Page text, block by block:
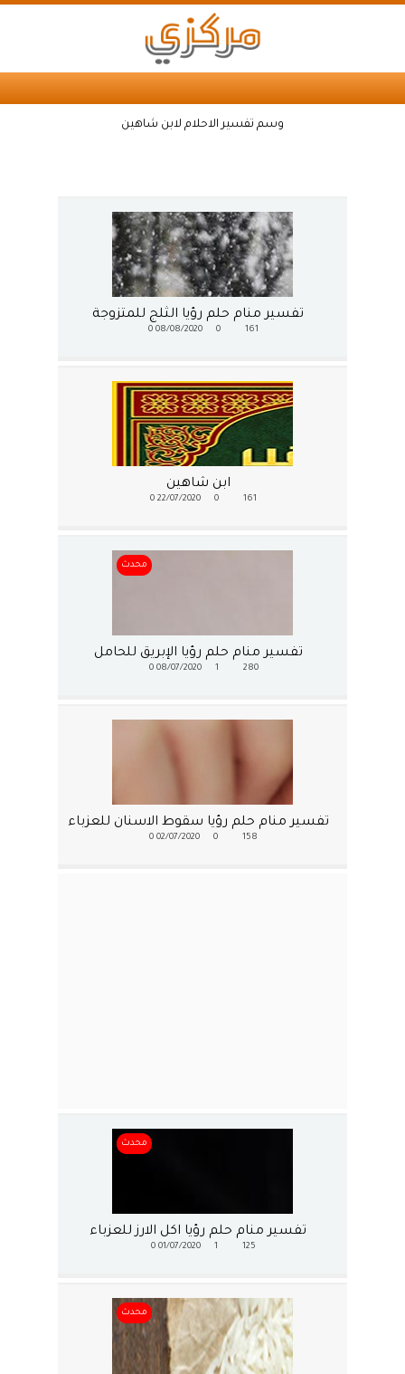
وسم تفسير الاحلام لابن شاهين
تفسير منام حلم رؤيا الثلج للمتزوجة
161
08/08/2020
0
ابن شاهين
161
22/07/2020
0
محدث
تفسير منام حلم رؤيا الإبريق للحامل
280
08/07/2020
0
تفسير منام حلم رؤيا سقوط الاسنان للعزباء
158
02/07/2020
0
محدث
تفسير منام حلم رؤيا اكل الارز للعزباء
125
01/07/2020
0
محدث